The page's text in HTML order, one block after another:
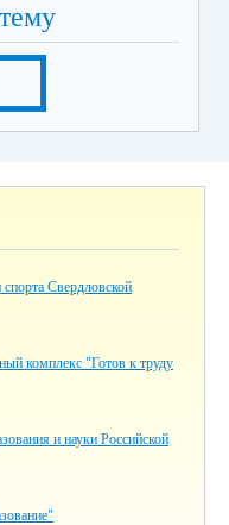
Свердловской
комплекс "Готов к труду
и науки Российской